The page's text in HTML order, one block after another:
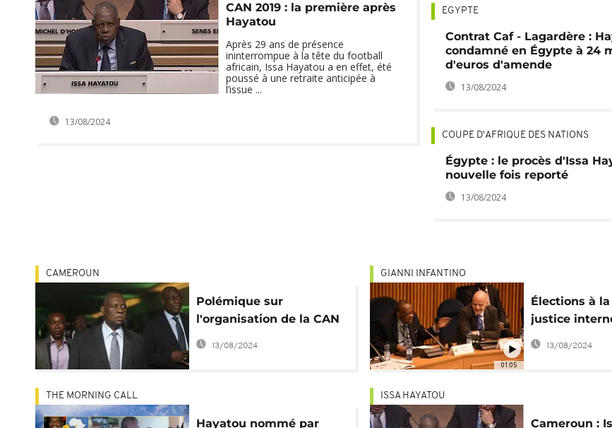
CAN 2019 : la première après
Hayatou
Après 29 ans de présence
ininterrompue à la tête du football
africain, Issa Hayatou a en effet, été
poussé à une retraite anticipée à
l’issue ...
13/08/2024
EGYPTE
Contrat Caf - Lagardère :
condamné en Égypte à 24
d'euros d'amende
13/08/2024
COUPE D'AFRIQUE DES NATIONS
Égypte : le procès d'Issa
nouvelle fois reporté
13/08/2024
CAMEROUN
Polémique sur
l'organisation de la CAN
2019 : Hayatou répond
au président de la CAF
13/08/2024
01:05
GIANNI INFANTINO
Élections à la
justice
FIFA a
rôle
13/08/2024
THE MORNING CALL
Hayatou nommé par
ISSA HAYATOU
Cameroun :